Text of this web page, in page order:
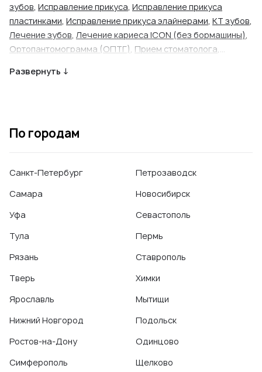
зубов Исправление прикуса Исправление прикуса
пластинками Исправление прикуса элайнерами КТ зубов
Лечение зубов Лечение кариеса ICON (без бормашины)
Ортопантомограмма (ОПТГ) Прием стоматолога
детский,Протезирование зубов
Развернуть ↓
По городам
Санкт-Петербург
Самара
Уфа
Тула
Рязань
Тверь
Ярославль
Нижний Новгород
Ростов-на-Дону
Симферополь
Петрозаводск
Новосибирск
Севастополь
Пермь
Ставрополь
Химки
Мытищи
Подольск
Одинцово
Щелково